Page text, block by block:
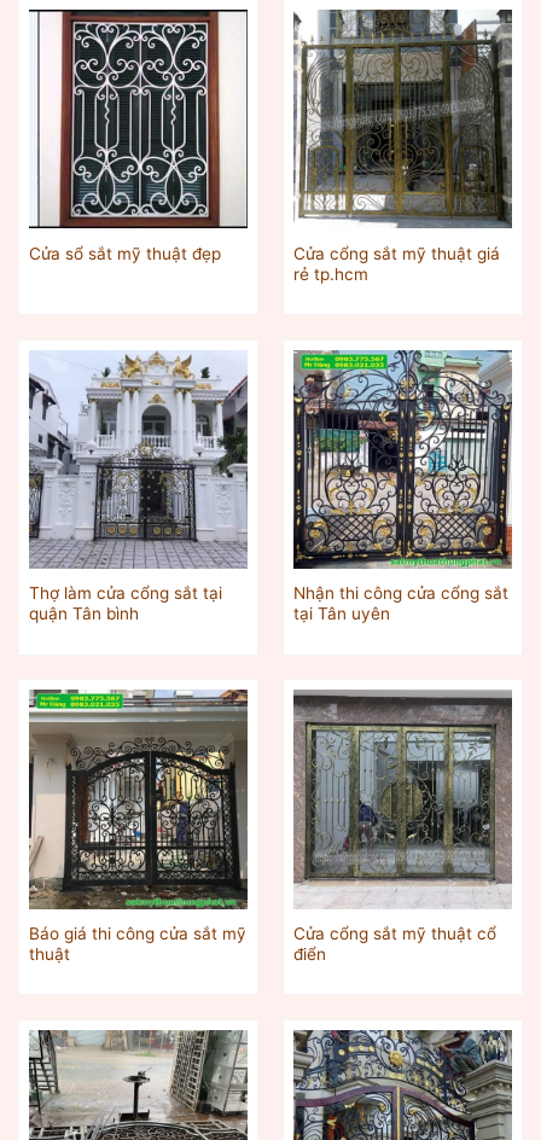
Cửa sổ sắt mỹ thuật đẹp
Cửa cổng sắt mỹ thuật giá
rẻ tp.hcm
Thợ làm cửa cổng sắt tại
quận Tân bình
Nhận thi công cửa cổng sắt
tại Tân uyên
Báo giá thi công cửa sắt mỹ
thuật
Cửa cổng sắt mỹ thuật cổ
điển